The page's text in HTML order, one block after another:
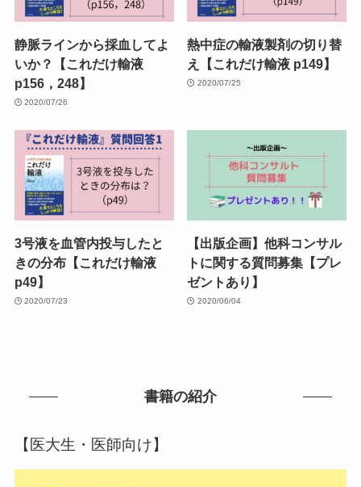
静脈ラインから採血してよ
いか？【これだけ輸液
p156，248】
2020/07/26
熱中症の輸液製剤の切り替
え【これだけ輸液 p149】
2020/07/25
3号液を血管内投与したと
きの分布【これだけ輸液
p49】
2020/07/23
【出版企画】他科コンサル
トに関する質問募集【プレ
ゼントあり】
2020/06/04
書籍の紹介
【医大生・医師向け】